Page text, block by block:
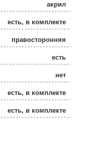
акрил
есть, в комплекте
правосторонняя
есть
нет
есть, в комплекте
есть, в комплекте